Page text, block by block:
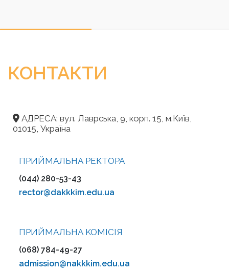
КОНТАКТИ
АДРЕСА: вул. Лаврська, 9, корп. 15, м.Київ,
01015, Україна
ПРИЙМАЛЬНА РЕКТОРА
(044) 280-53-43
rector@dakkkim.edu.ua
ПРИЙМАЛЬНА KOMІСІЯ
(068) 784-49-27
admission@nakkkim.edu.ua